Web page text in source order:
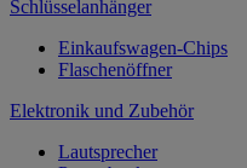
Schlüsselanhänger
Einkaufswagen-Chips
Flaschenöffner
Elektronik und Zubehör
Lautsprecher